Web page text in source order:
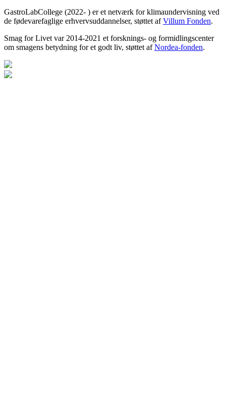
GastroLabCollege (2022- ) er et netværk for klimaundervisning ved
de fødevarefaglige erhvervsuddannelser, støttet afVillum Fonden.
Smag for Livet var 2014-2021 et forsknings- og formidlingscenter
om smagens betydning for et godt liv, støttet afNordea-fonden.